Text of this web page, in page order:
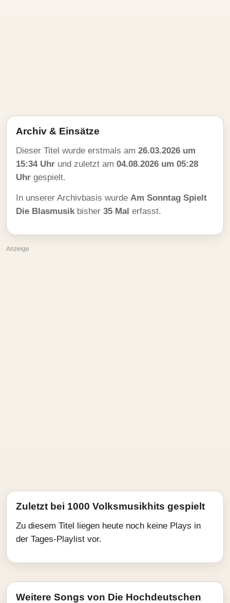
Archiv & Einsätze
Dieser Titel wurde erstmals am 26.03.2026 um
15:34 Uhr und zuletzt am 04.08.2026 um 05:28
Uhr gespielt.
In unserer Archivbasis wurde Am Sonntag Spielt
Die Blasmusikbisher 35 Mal erfasst.
Anzeige
Zuletzt bei 1000 Volksmusikhits gespielt
Zu diesem Titel liegen heute noch keine Plays in
der Tages-Playlist vor.
Weitere Songs von Die Hochdeutschen